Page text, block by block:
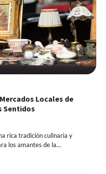
Locales de
Sentidos
rica tradición culinaria y
los amantes de la…